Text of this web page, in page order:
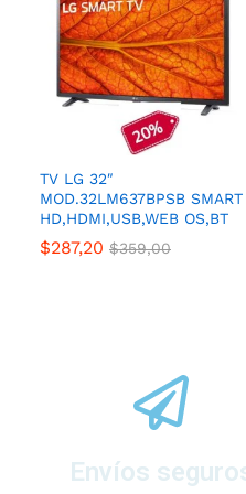
TV LG 32″
MOD.32LM637BPSB SMART
HD,HDMI,USB,WEB OS,BT
$287,20 $359,00
Envíos